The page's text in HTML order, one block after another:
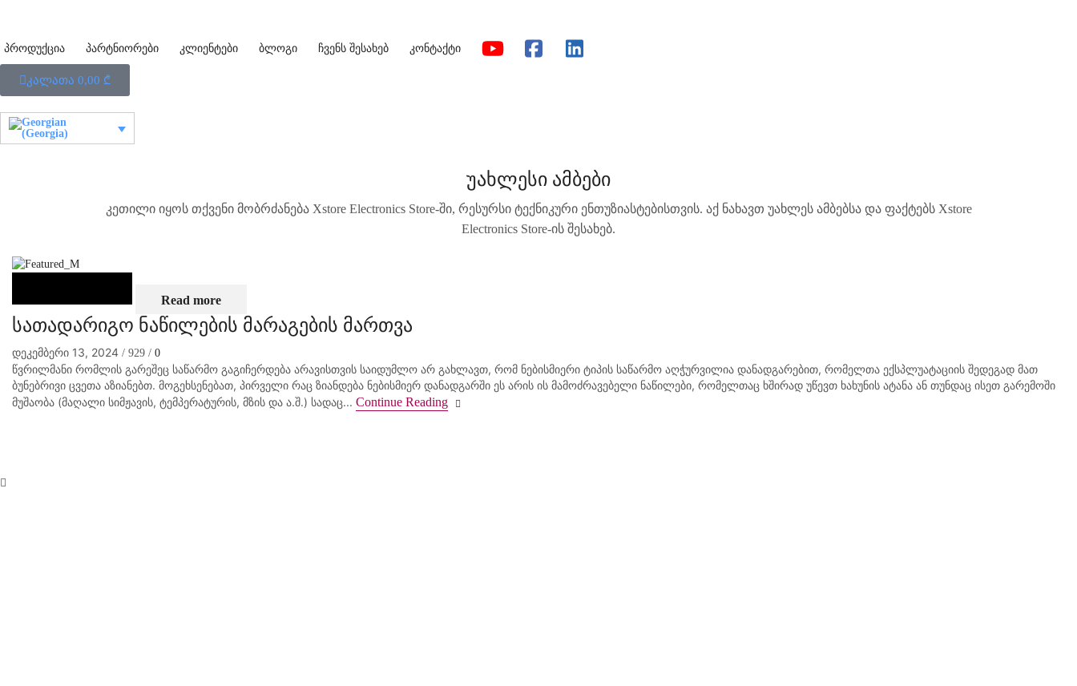
პროდუქცია პარტნიორები კლიენტები ბლოგი ჩვენს შესახებ კონტაქტი
კალათა 0,00 ₾
უახლესი ამბები
კეთილი იყოს თქვენი მობრძანება Xstore Electronics Store-ში, რესურსი ტექნიკური ენთუზიასტებისთვის. აქ ნახავთ უახლეს ამბებსა და ფაქტებს Xstore
Electronics Store-ის შესახებ.
Read more
სათადარიგო ნაწილების მარაგების მართვა
დეკემბერი 13, 2024 / 929 / 0
წვრილმანი რომლის გარეშეც საწარმო გაგიჩერდება არავისთვის საიდუმლო არ გახლავთ, რომ ნებისმიერი ტიპის საწარმო აღჭურვილია დანადგარებით, რომელთა ექსპლუატაციის შედეგად მათ
ბუნებრივი ცვეთა აზიანებთ. მოგეხსენებათ, პირველი რაც ზიანდება ნებისმიერ დანადგარში ეს არის ის მამოძრავებელი ნაწილები, რომელთაც ხშირად უწევთ ხახუნის ატანა ან თუნდაც ისეთ გარემოში
მუშაობა (მაღალი სიმჟავის, ტემპერატურის, მზის და ა.შ.) სადაც... Continue Reading